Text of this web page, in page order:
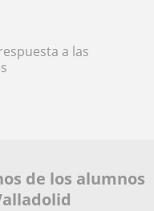
a las
de los alumnos